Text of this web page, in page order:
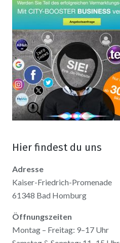
Hier findest du uns
Adresse
Kaiser-Friedrich-Promenade
61348 Bad Homburg
Öffnungszeiten
Montag – Freitag: 9–17 Uhr